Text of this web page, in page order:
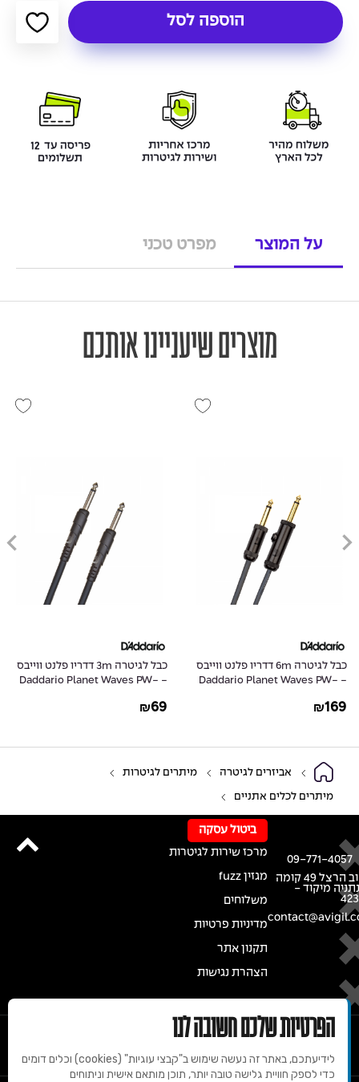
הוספה לסל
על המוצר מפרט טכני
מוצרים שיעניינו אותכם
כבל לגיטרה 6m דדריו פלנט ווייבס
- Daddario Planet Waves PW-
₪169
כבל לגיטרה 3m דדריו פלנט ווייבס
- Daddario Planet Waves PW-
₪69
אביזרים לגיטרה מיתרים לגיטרות
מיתרים לכלים אתניים
רחוב הרצל 49 קומה
מיקוד -
09-771-4057
ביטול עסקה
מרכז שירות לגיטרות
מגזין fuzz
משלוחים
מדיניות פרטיות
תקנון אתר
הצהרת נגישות
הפרטיות שלכם חשובה לנו
לידיעתכם, באתר זה נעשה שימוש ב"קבצי עוגיות" (cookies) וכלים דומים
כדי לספק חוויית גלישה טובה יותר, תוכן מותאם אישית וניתוחים